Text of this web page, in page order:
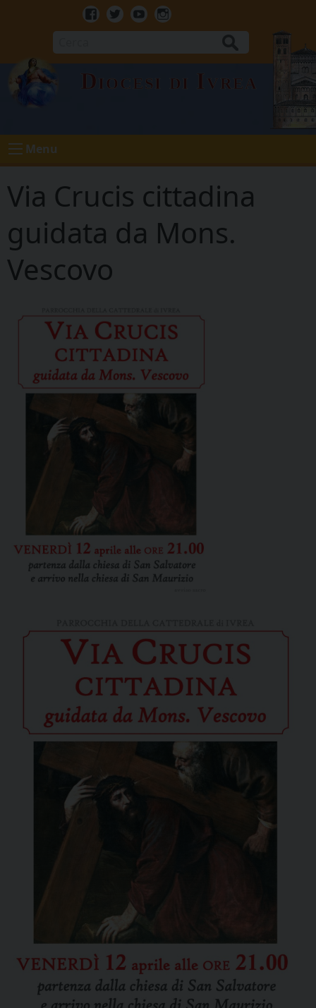
Facebook
TwitterYoutubeInstagram
Diocesi di Ivrea
Menu
Via Crucis cittadina
guidata da Mons.
Vescovo